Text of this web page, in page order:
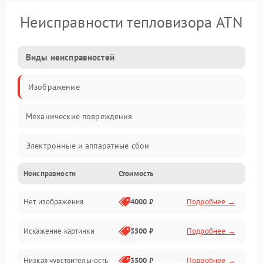
Неисправности тепловизора ATN
Виды неисправностей
Изображение
Механические повреждения
Электронные и аппаратные сбои
Неисправности сенсора и оптики
Программные ошибки
Электропитание
Неисправности Стоимость
Нет изображения 4000 ₽ Подробнее →
Искажение картинки 3500 ₽ Подробнее →
Низкая чувствительность 3500 ₽ Подробнее →